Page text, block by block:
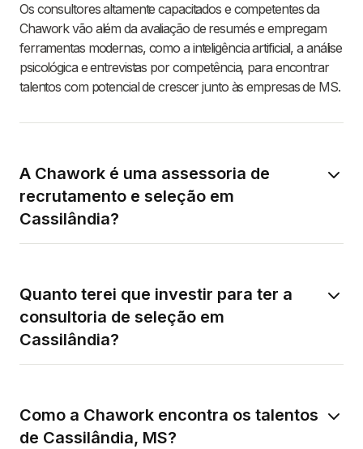
Os consultores altamente capacitados e competentes da
Chawork vão além da avaliação de resumés e empregam
ferramentas modernas, como a inteligência artificial, a análise
psicológica e entrevistas por competência, para encontrar
talentos com potencial de crescer junto às empresas de MS.
A Chawork é uma assessoria de
recrutamento e seleção em
Cassilândia?
Quanto terei que investir para ter a
consultoria de seleção em
Cassilândia?
Como a Chawork encontra os talentos
de Cassilândia, MS?